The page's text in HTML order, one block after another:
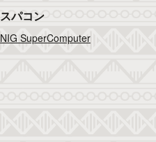
スパコン
NIG SuperComputer